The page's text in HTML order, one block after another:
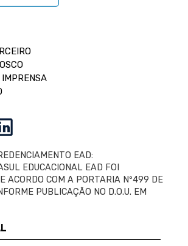
EAD:
EDUCACIONAL EAD FOI
ACORDO COM A PORTARIA Nº499 DE
PUBLICAÇÃO NO D.O.U. EM